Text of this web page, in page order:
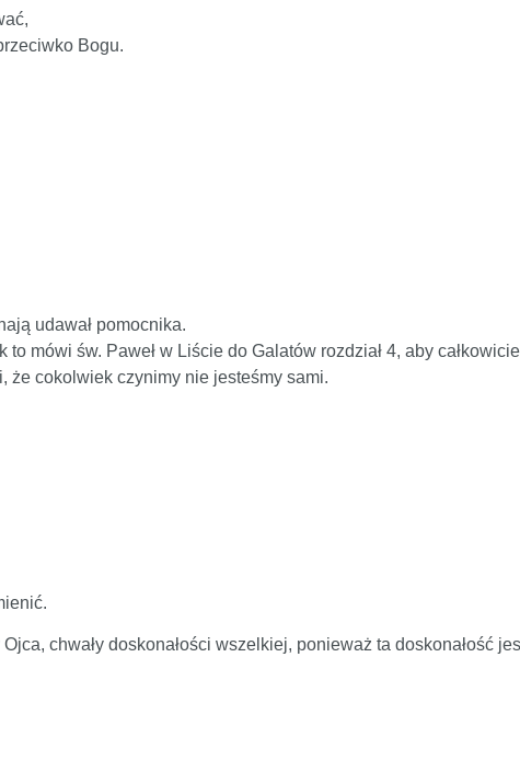
Bogu.
udawał pomocnika.
mówi św. Paweł w Liście do Galatów rozdział 4, aby
że cokolwiek czynimy nie jesteśmy sami.
Ojca, chwały doskonałości wszelkiej, ponieważ ta doskonałość